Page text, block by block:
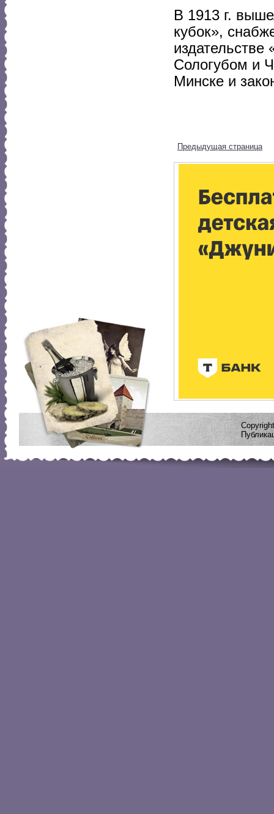
В 1913 г.
кубок»,
Сологубом и
Минске и
Предыдущая страница